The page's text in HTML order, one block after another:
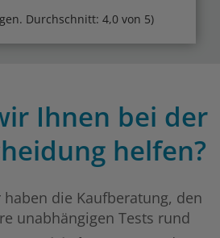
Durchschnitt: 4,0 von 5)
Ihnen bei der
helfen?
haben die Kaufberatung, den
unabhängigen Tests rund